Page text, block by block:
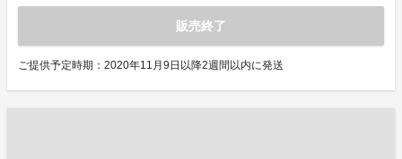
販売終了
ご提供予定時期：2020年11月9日以降2週間以内に発送